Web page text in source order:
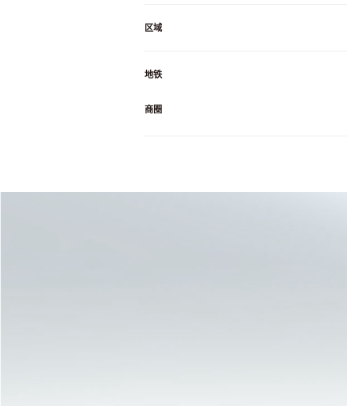
区域
地铁
商圈